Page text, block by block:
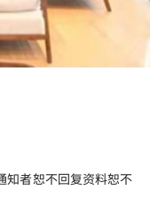
知者恕不回复资料恕不